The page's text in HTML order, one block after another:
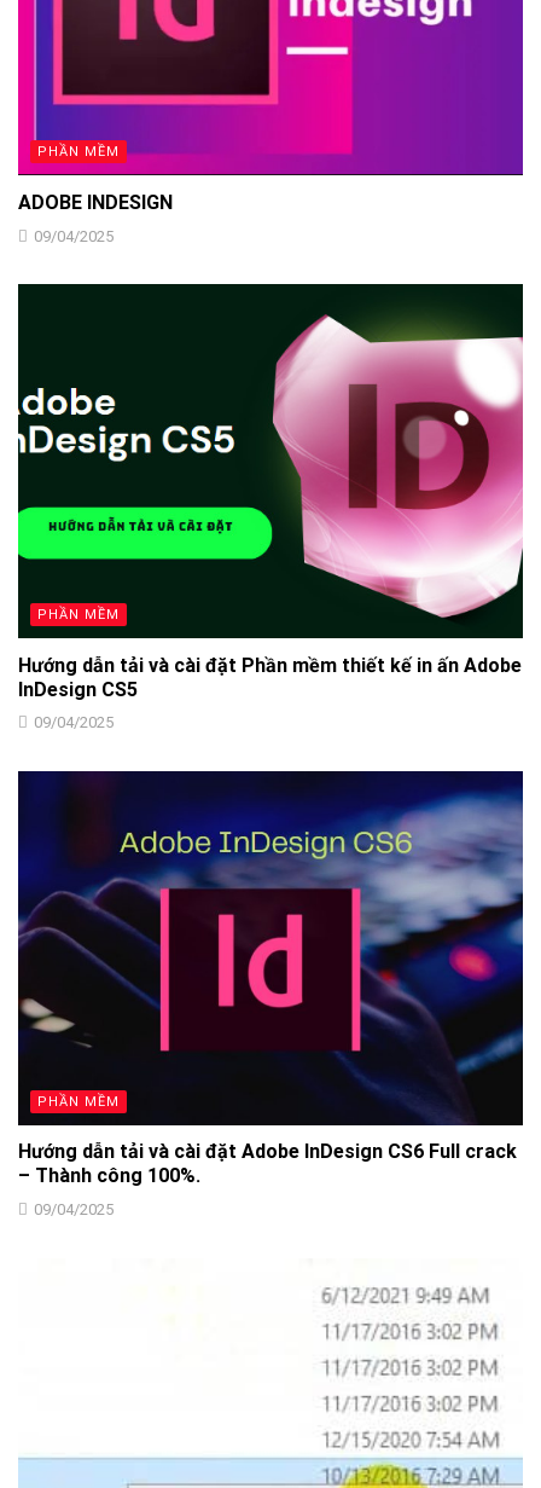
PHẦN MỀM
ADOBE INDESIGN
09/04/2025
PHẦN MỀM
Hướng dẫn tải và cài đặt Phần mềm thiết kế in ấn Adobe
InDesign CS5
09/04/2025
PHẦN MỀM
Hướng dẫn tải và cài đặt Adobe InDesign CS6 Full crack
– Thành công 100%.
09/04/2025